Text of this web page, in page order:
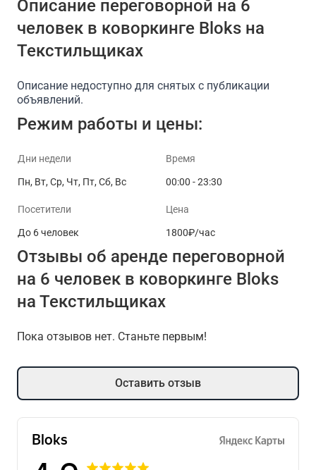
Душевая Проектор Доступ в интернет/Wi-Fi
Описание переговорной на 6
человек в коворкинге Bloks на
Текстильщиках
Описание недоступно для снятых с публикации
объявлений.
Режим работы и цены:
Дни недели
Пн, Вт, Ср, Чт, Пт, Сб, Вс
Время
00:00 - 23:30
Посетители
До 6 человек
Цена
1800₽/час
Отзывы об аренде переговорной
на 6 человек в коворкинге Bloks
на Текстильщиках
Пока отзывов нет. Станьте первым!
Оставить отзыв